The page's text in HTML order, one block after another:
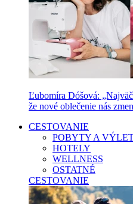
Ľubomíra Dóšová:
že nové oblečenie nás
CESTOVANIE
POBYTY A
HOTELY
WELLNESS
OSTATNÉ
CESTOVANIE